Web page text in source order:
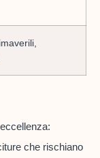
che rischiano